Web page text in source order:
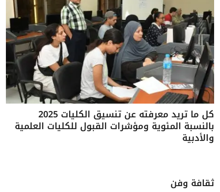
كل ما تريد معرفته عن تنسيق الكليات 2025
بالنسبة المئوية ومؤشرات القبول للكليات العلمية
والأدبية
ثقافة وفن